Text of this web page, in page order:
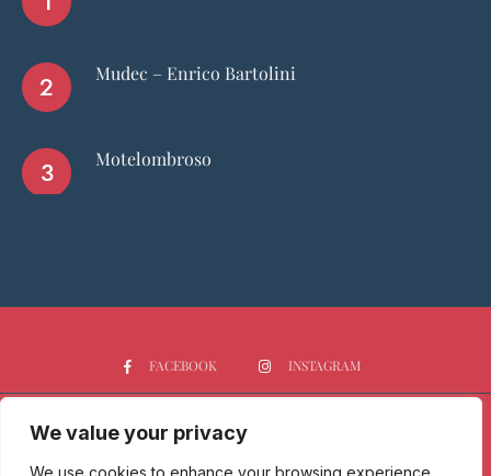
We value your privacy
We use cookies to enhance your browsing experience,
Mudec – Enrico Bartolini
Motelombroso
FACEBOOK INSTAGRAM
HOME CHI SIAMO
NEWS